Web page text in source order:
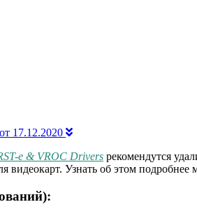
17.12.2020
e & VROC Drivers рекомендутся
видеокарт. Узнать об этом подробнее